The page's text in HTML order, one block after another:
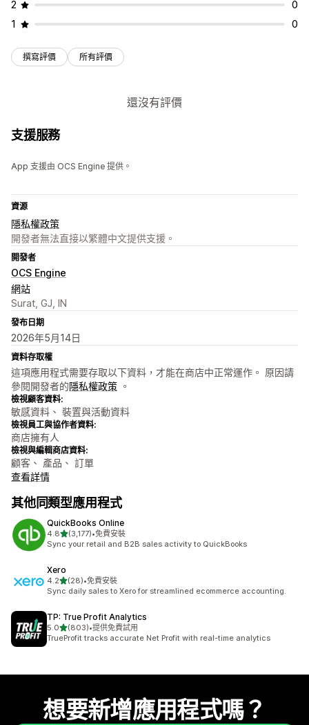
2
0
1
0
撰寫評價 所有評價
還沒有評價
支援服務
App 支援由 OCS Engine 提供。
資源
隱私權政策
開發者無法直接以繁體中文提供支援。
開發者
OCS Engine
網站
Surat, GJ, IN
發布日期
2026年5月14日
資料存取權
這項應用程式需要存取以下資料，才能在商店中正常運作。 原因請
參閱開發者的隱私權政策 。
檢視顧客資料:
敏感資料、 裝置與活動資料
檢視員工與協作者資料:
商店擁有人
檢視與編輯商店資料:
顧客、 產品、 訂單
查看詳情
其他同類型應用程式
QuickBooks Online
4.8滿分 5 顆星
(3,177)
共有 3177 則評價
•免費安裝
Sync your retail and B2B sales activity to QuickBooks
Xero
4.2滿分 5 顆星
(28)
共有 28 則評價
•免費安裝
Sync daily sales to Xero for streamlined ecommerce accounting.
TP: True Profit Analytics
5.0滿分 5 顆星
(803)
共有 803 則評價
•提供免費試用
TrueProfit tracks accurate Net Profit with real-time analytics
想要新增應用程式嗎？